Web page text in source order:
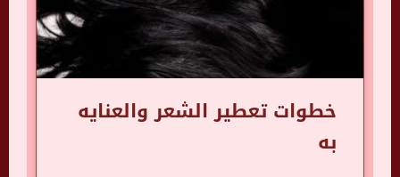
خطوات تعطير الشعر والعنايه
به